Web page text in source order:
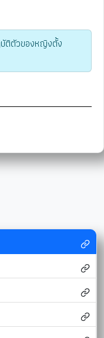
ติตัวของหญิงตั้ง